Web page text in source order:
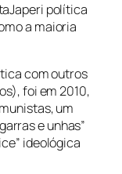
política
a maioria
com outros
foi em 2010,
um
e unhas”
ideológica